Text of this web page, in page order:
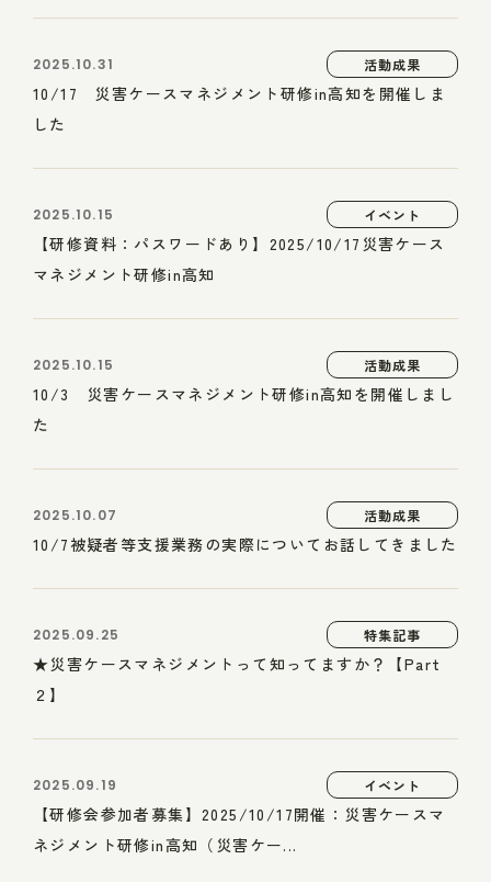
2025.10.31 活動成果
10/17 災害ケースマネジメント研修in高知を開催しま
した
2025.10.15 イベント
【研修資料：パスワードあり】2025/10/17災害ケース
マネジメント研修in高知
2025.10.15 活動成果
10/3 災害ケースマネジメント研修in高知を開催しまし
た
2025.10.07 活動成果
10/7被疑者等支援業務の実際についてお話してきました
2025.09.25 特集記事
★災害ケースマネジメントって知ってますか？【Part
２】
2025.09.19 イベント
【研修会参加者募集】2025/10/17開催：災害ケースマ
ネジメント研修in高知（災害ケー...